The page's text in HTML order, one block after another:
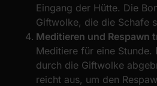
Eingang der Hütte. Die
Giftwolke, die die Schafe
Meditieren und Respawn
Meditiere für eine
durch die Giftwolke
reicht aus, um den